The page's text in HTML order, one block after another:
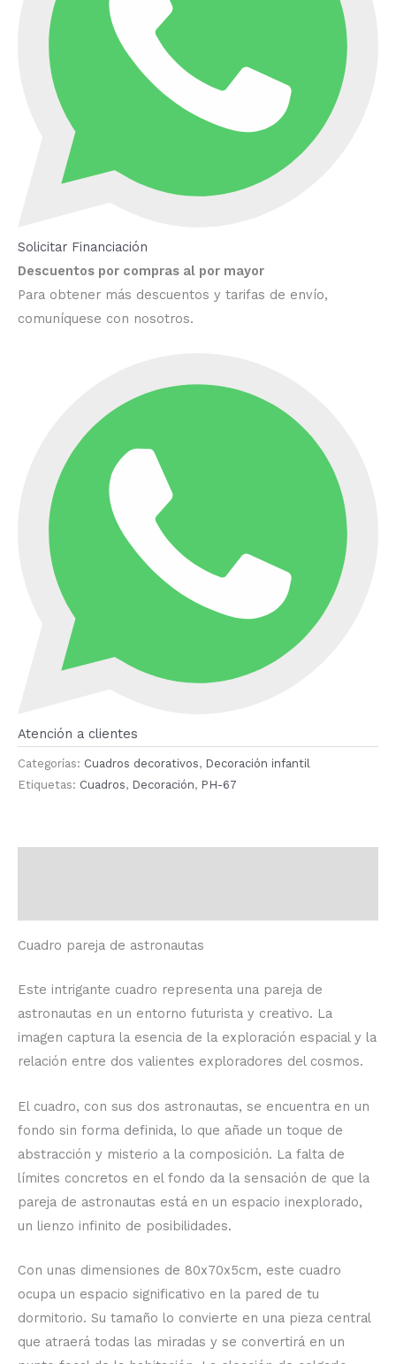
Solicitar Financiación
Descuentos por compras al por mayor
Para obtener más descuentos y tarifas de envío,
comuníquese con nosotros.
Atención a clientes
Categorías: Cuadros decorativos, Decoración infantil
Etiquetas: Cuadros, Decoración, PH-67
Cuadro pareja de astronautas
Este intrigante cuadro representa una pareja de
astronautas en un entorno futurista y creativo. La
imagen captura la esencia de la exploración espacial y la
relación entre dos valientes exploradores del cosmos.
El cuadro, con sus dos astronautas, se encuentra en un
fondo sin forma definida, lo que añade un toque de
abstracción y misterio a la composición. La falta de
límites concretos en el fondo da la sensación de que la
pareja de astronautas está en un espacio inexplorado,
un lienzo infinito de posibilidades.
Con unas dimensiones de 80x70x5cm, este cuadro
ocupa un espacio significativo en la pared de tu
dormitorio. Su tamaño lo convierte en una pieza central
que atraerá todas las miradas y se convertirá en un